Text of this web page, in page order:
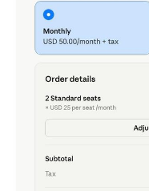
Claude Team - เพิ่
สมัครได้